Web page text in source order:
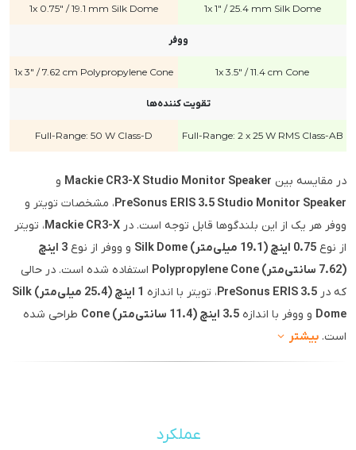
1x 1" / 25.4 mm Silk Dome
1x 0.75" / 19.1 mm Silk Dome
ووفر
1x 3.5" / 11.4 cm Cone
1x 3" / 7.62 cm Polypropylene Cone
تقویت کننده‌ها
Full-Range: 2 x 25 W RMS Class-AB
Full-Range: 50 W Class-D
در مقایسه بین Mackie CR3-X Studio Monitor Speaker و
PreSonus ERIS 3.5 Studio Monitor Speaker، مشخصات تویتر و
ووفر هر یک از این بلندگوها قابل توجه است. در Mackie CR3-X، تویتر
از نوع 0.75 اینچ (19.1 میلی‌متر) Silk Dome و ووفر از نوع
3 اینچ
(7.62 سانتی‌متر) Polypropylene Cone
استفاده شده است. در حالی
که در PreSonus ERIS 3.5، تویتر با اندازه
1 اینچ (25.4 میلی‌متر) Silk
Dome و ووفر با اندازه 3.5 اینچ (11.4 سانتی‌متر) Cone
طراحی شده
است. بیشتر
عملکرد